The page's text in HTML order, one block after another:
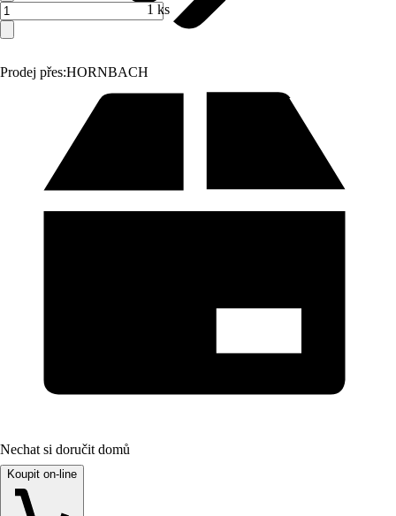
Prodej přes:HORNBACH
1 ks
Nechat si doručit domů
Koupit on-line